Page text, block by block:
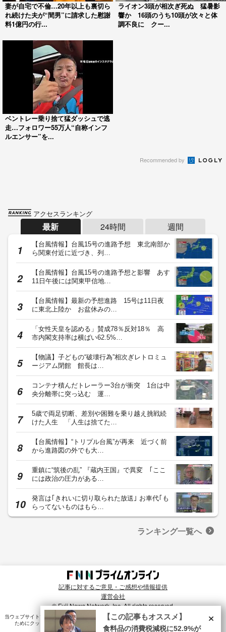
妻が自宅で不倫…20年以上も裏切ら
れ続けた夫が“間男”に請求した慰謝
料1億円の行...
ライオン3頭が相次ぎ死ぬ 猛暑影
響か 16頭のうち10頭が次々と体
調不良に クー...
ベントレー乗り捨て猛ダッシュで逃
走…フォロワー55万人“自称インフ
ルエンサー”を...
Recommended by
アクセスランキング
最新 24時間 週間
【台風情報】台風15号の進路予想 東北南部か
ら関東付近に近づき、列…
【台風情報】台風15号の進路予想と影響 あす
11日午後には関東甲信地…
【台風情報】最新の予想進路 15号は11日夜
に東北上陸か お盆休みの…
「女性天皇を認める」賛成78％反対18％ 高
市内閣支持率は横ばい62.5%…
【物議】子どもの“破壊行為”相次ぎレトロミュ
ージアム閉館 館長は…
コンテナ積んだトレーラー3台が衝突 1台は中
央分離帯に突っ込む 運…
5歳で両足切断、差別や困難を乗り越え挑戦続
けた人生 「人生は捨てた…
【台風情報】“トリプル台風”が再来 近づく前
から進路図の外でも大…
重鎮に“筑後の乱” 『蔵内王国』で異変 ｢ここ
には政治の圧力がある…
発言は｢きれいに切り取られた放送｣ お車代｢も
らってないものはもら…
ランキング一覧へ
記事に対するご意見・ご感想や情報提供
運営会社
© Fuji News Network, Inc. All rights reserved.
当ウェブサイトでは、ユーザのニーズ・興味・関⼼に合致したコンテンツや広告配信を提供する
ためにクッキーを使⽤しています。詳細は、プライバシーポリシー をご確認ください。×
【この記事もオススメ】
食料品の消費税減税に52.9%が